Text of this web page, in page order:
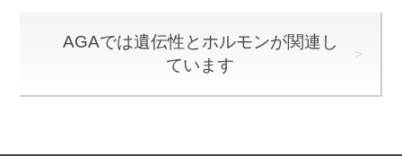
AGAでは遺伝性とホルモンが関連し
ています